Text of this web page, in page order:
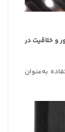
و خلاقیت در
به‌عنوان